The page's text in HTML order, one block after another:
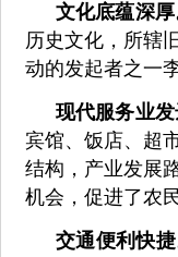
文化底蕴深厚
历史文化，所辖
动的发起者之一
现代服务业发
宾馆、饭店、超
结构，产业发展
机会，促进了农
交通便利快捷